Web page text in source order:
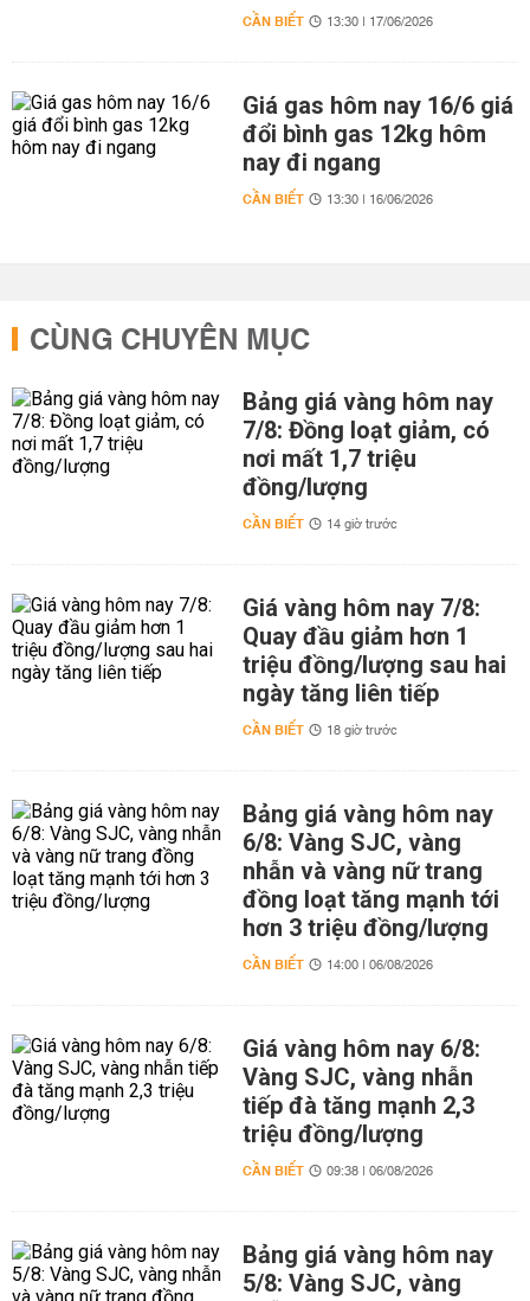
CẦN BIẾT 13:30 | 17/06/2026
Giá gas hôm nay 16/6 giá
đổi bình gas 12kg hôm
nay đi ngang
CẦN BIẾT 13:30 | 16/06/2026
CÙNG CHUYÊN MỤC
Bảng giá vàng hôm nay
7/8: Đồng loạt giảm, có
nơi mất 1,7 triệu
đồng/lượng
CẦN BIẾT 14 giờ trước
Giá vàng hôm nay 7/8:
Quay đầu giảm hơn 1
triệu đồng/lượng sau hai
ngày tăng liên tiếp
CẦN BIẾT 18 giờ trước
Bảng giá vàng hôm nay
6/8: Vàng SJC, vàng
nhẫn và vàng nữ trang
đồng loạt tăng mạnh tới
hơn 3 triệu đồng/lượng
CẦN BIẾT 14:00 | 06/08/2026
Giá vàng hôm nay 6/8:
Vàng SJC, vàng nhẫn
tiếp đà tăng mạnh 2,3
triệu đồng/lượng
CẦN BIẾT 09:38 | 06/08/2026
Bảng giá vàng hôm nay
5/8: Vàng SJC, vàng